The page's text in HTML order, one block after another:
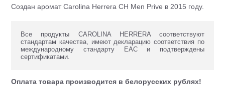
Создан аромат Carolina Herrera CH Men Prive в 2015 году.
Все продукты CAROLINA HERRERA соответствуют
стандартам качества, имеют декларацию соответствия по
международному стандарту ЕАС и подтверждены
сертификатами.
Оплата товара производится в белорусских рублях!